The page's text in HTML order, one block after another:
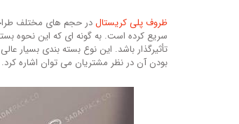
ظروف پلی کریستالدر حجم های مختلف
سریع کرده است. به گونه ای که این نحوه
تأثیرگذار باشد. این نوع بسته بندی بسیار
بودن آن در نظر مشتریان می توان اشاره کرد.